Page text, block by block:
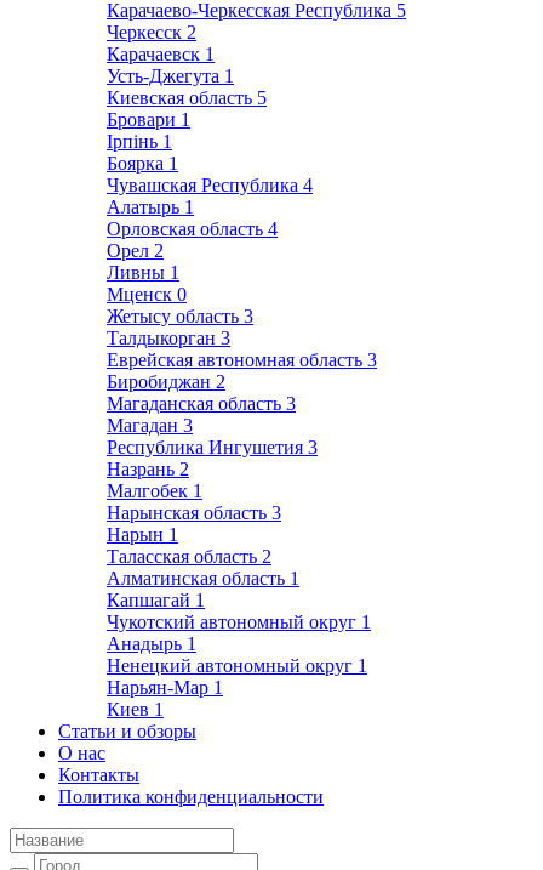
Карачаево-Черкесская Республика 5
Черкесск 2
Карачаевск 1
Усть-Джегута 1
Киевская область 5
Бровари 1
Ірпінь 1
Боярка 1
Чувашская Республика 4
Алатырь 1
Орловская область 4
Орел 2
Ливны 1
Мценск 0
Жетысу область 3
Талдыкорган 3
Еврейская автономная область 3
Биробиджан 2
Магаданская область 3
Магадан 3
Республика Ингушетия 3
Назрань 2
Малгобек 1
Нарынская область 3
Нарын 1
Таласская область 2
Алматинская область 1
Капшагай 1
Чукотский автономный округ 1
Анадырь 1
Ненецкий автономный округ 1
Нарьян-Мар 1
Киев 1
Статьи и обзоры
О нас
Контакты
Политика конфиденциальности